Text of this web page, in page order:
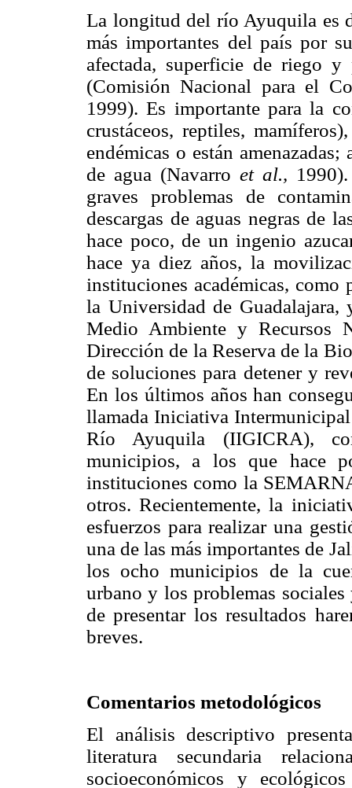
La longitud del río Ayuquila es
más importantes del país por
afectada, superficie de riego
(Comisión Nacional para el
1999). Es importante para la
crustáceos, reptiles,
endémicas o están
de agua (Navarro et al.,
graves problemas de
descargas de aguas negras de
hace poco, de un ingenio
hace ya diez años, la
instituciones académicas,
la Universidad de Guadalajara,
Medio Ambiente y Recursos
Dirección de la Reserva de la
de soluciones para detener y
En los últimos años han
llamada Iniciativa
Río Ayuquila (IIGICRA),
municipios, a los que hace
instituciones como la
otros. Recientemente, la
esfuerzos para realizar una
una de las más importantes de
los ocho municipios de la
urbano y los problemas
de presentar los resultados
breves.
Comentarios metodológicos
El análisis descriptivo
literatura secundaria
socioeconómicos y